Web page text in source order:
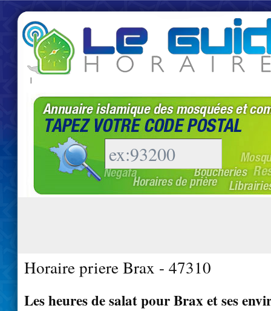
|
Horaire priere Brax - 47310
Les heures de salat pour Brax et ses